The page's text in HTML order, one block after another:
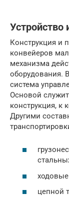
Устройство
Конструкция и
конвейеров
механизма
оборудования.
система
Основой
конструкция, к
Другими
цепной